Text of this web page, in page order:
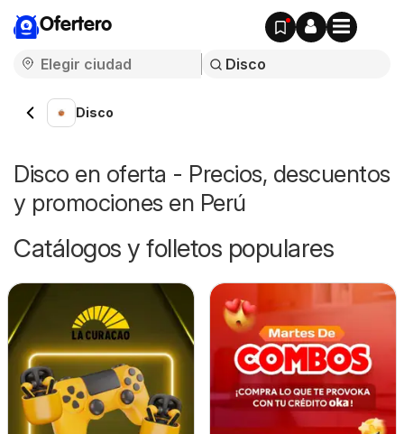
Ofertero
Disco
Disco en oferta - Precios, descuentos
y promociones en Perú
Catálogos y folletos populares